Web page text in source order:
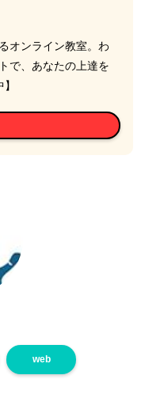
オンライン教室。わ
で、あなたの上達を
web